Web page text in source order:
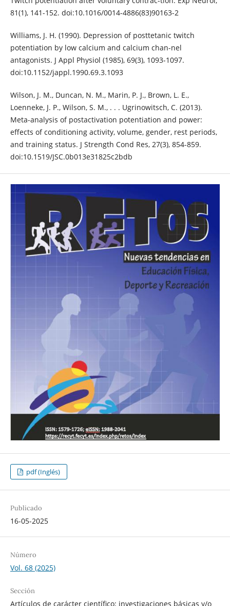
81(1), 141-152. doi:10.1016/0014-4886(83)90163-2
Williams, J. H. (1990). Depression of posttetanic twitch
potentiation by low calcium and calcium chan-nel
antagonists. J Appl Physiol (1985), 69(3), 1093-1097.
doi:10.1152/jappl.1990.69.3.1093
Wilson, J. M., Duncan, N. M., Marin, P. J., Brown, L. E.,
Loenneke, J. P., Wilson, S. M., . . . Ugrinowitsch, C. (2013).
Meta-analysis of postactivation potentiation and power:
effects of conditioning activity, volume, gender, rest periods,
and training status. J Strength Cond Res, 27(3), 854-859.
doi:10.1519/JSC.0b013e31825c2bdb
pdf (Inglés)
Publicado
16-05-2025
Número
Vol. 68 (2025)
Sección
Artículos de carácter científico: investigaciones básicas y/o